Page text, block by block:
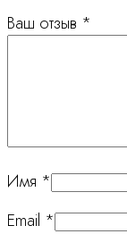
Ваш отзыв *
Имя *
Email *